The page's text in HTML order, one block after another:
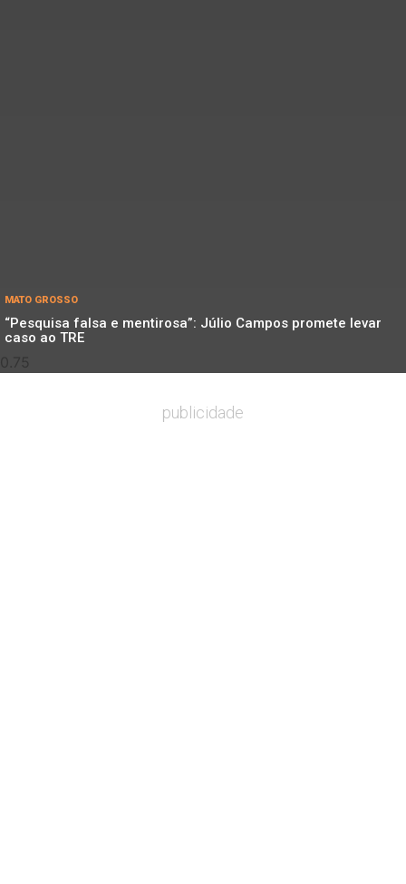
MATO GROSSO
“Pesquisa falsa e mentirosa”: Júlio Campos promete levar
caso ao TRE
publicidade